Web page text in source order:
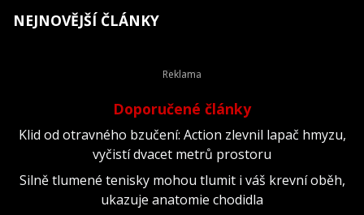
NEJNOVĚJŠÍ ČLÁNKY
Doporučené články
Klid od otravného bzučení: Action zlevnil lapač hmyzu,
vyčistí dvacet metrů prostoru
Silně tlumené tenisky mohou tlumit i váš krevní oběh,
ukazuje anatomie chodidla